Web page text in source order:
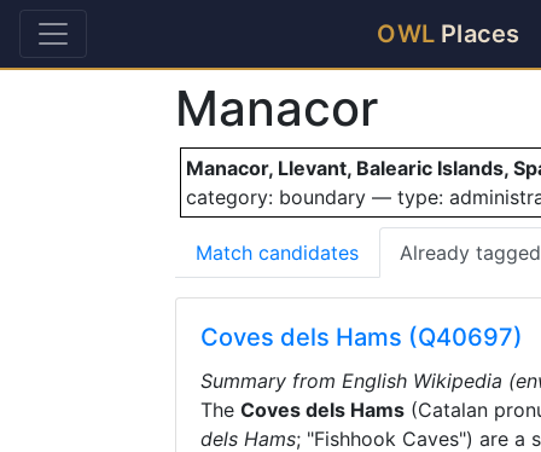
OWL Places
Manacor
Manacor, Llevant, Balearic Islands,
category: boundary — type:
Match candidates Already tagged
Coves dels Hams (Q40697)
Summary from English Wikipedia
The Coves dels Hams (Catalan
dels Hams; "Fishhook Caves") are a